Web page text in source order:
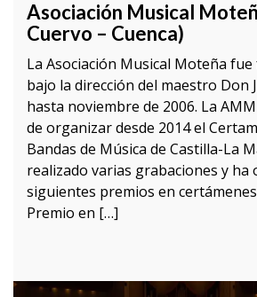
Asociación Musical
Cuervo – Cuenca)
La Asociación Musical Moteña fue
bajo la dirección del maestro Don
hasta noviembre de 2006. La
de organizar desde 2014 el
Bandas de Música de Castilla-La
realizado varias grabaciones y ha
siguientes premios en
Premio en […]